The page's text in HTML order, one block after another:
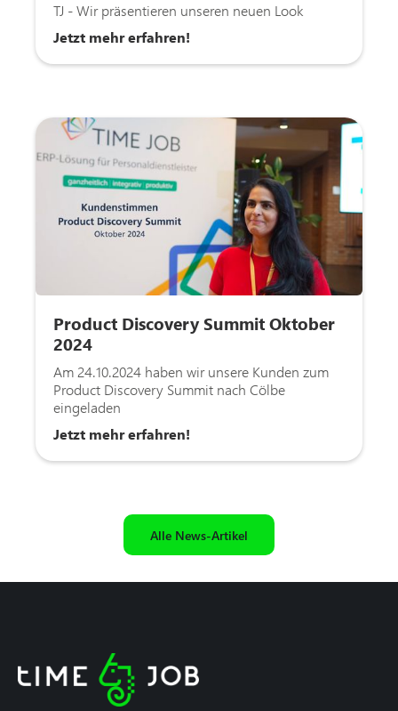
TJ - Wir präsentieren unseren neuen Look
Jetzt mehr erfahren!
Product Discovery Summit Oktober
2024
Am 24.10.2024 haben wir unsere Kunden zum
Product Discovery Summit nach Cölbe
eingeladen
Jetzt mehr erfahren!
Alle News-Artikel